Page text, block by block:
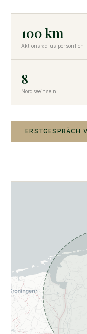
100 km
Aktionsradius persönlich
8
Nordseeinseln
ERSTGESPRÄCH